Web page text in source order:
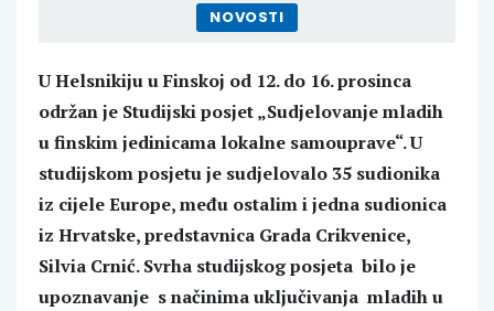
NOVOSTI
U Helsnikiju u Finskoj od 12. do 16. prosinca
održan je Studijski posjet „Sudjelovanje mladih
u finskim jedinicama lokalne samouprave“. U
studijskom posjetu je sudjelovalo 35 sudionika
iz cijele Europe, među ostalim i jedna sudionica
iz Hrvatske, predstavnica Grada Crikvenice,
Silvia Crnić. Svrha studijskog posjeta bilo je
upoznavanje s načinima uključivanja mladih u